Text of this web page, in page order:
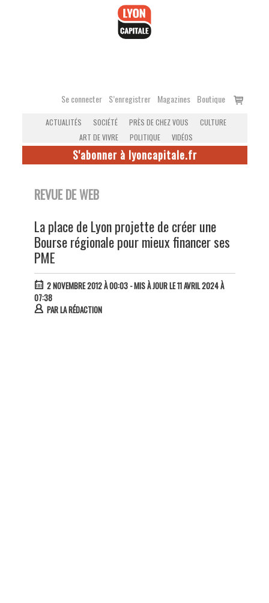
Se connecter S’enregistrer Magazines Boutique
Voir
ACTUALITÉS SOCIÉTÉ PRÈS DE CHEZ VOUS
CULTURE
ART DE VIVRE
POLITIQUE VIDÉOS
S'abonner à lyoncapitale.fr
REVUE DE WEB
La place de Lyon projette de créer une
Bourse régionale pour mieux financer ses
PME
2 NOVEMBRE 2012 À 00:03- MIS À JOUR LE 11 AVRIL 2024 À
07:38
PARLA RÉDACTION